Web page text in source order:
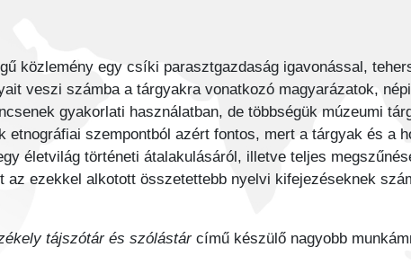
közlemény egy csíki parasztgazdaság igavonással,
veszi számba a tárgyakra vonatkozó magyarázatok,
gyakorlati használatban, de többségük múzeumi
etnográfiai szempontból azért fontos, mert a tárgyak és a
életvilág történeti átalakulásáról, illetve teljes
az ezekkel alkotott összetettebb nyelvi kifejezéseknek
tájszótár és szólástárcímű készülő nagyobb